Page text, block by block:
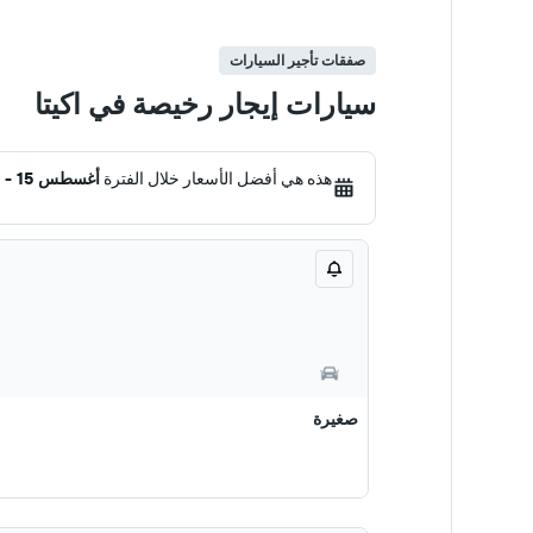
صفقات تأجير السيارات
سيارات إيجار رخيصة في اكيتا
هذه هي أفضل الأسعار خلال الفترة أغسطس 15 - 22
صغيرة